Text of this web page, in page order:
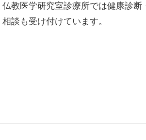
仏教医学研究室診療所では健康診断
相談も受け付けています。